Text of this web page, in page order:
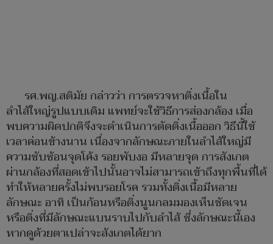
รศ.พญ.สติมัย กล่าวว่า การตรวจหาติ่งเนื้อใน
ลำไส้ใหญ่รูปแบบเดิม แพทย์จะใช้วิธีการส่องกล้อง เมื่อ
พบความผิดปกติจึงจะดำเนินการตัดติ่งเนื้อออก วิธีนี้ใช้
เวลาค่อนข้างนาน เนื่องจากลักษณะภายในลำไส้ใหญ่มี
ความซับซ้อนจุดโค้ง รอยพับงอ มีหลายจุด การสังเกต
ผ่านกล้องที่สอดเข้าไปนั้นอาจไม่สามารถเข้าถึงทุกพื้นที่ได้
ทำให้หลายครั้งไม่พบรอยโรค รวมทั้งติ่งเนื้อมีหลาย
ลักษณะ อาทิ เป็นก้อนหรือติ่งนูนกลมมองเห็นชัดเจน
หรือติ่งที่มีลักษณะแบนราบไปกับลำไส้ ซึ่งลักษณะนี้เอง
หากดูด้วยตาเปล่าจะสังเกตได้ยาก